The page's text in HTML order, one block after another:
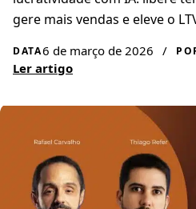
gere mais vendas e eleve o
DATA6 de março de 2026 /
Ler artigo